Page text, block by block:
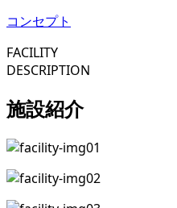
コンセプト
FACILITY
DESCRIPTION
施設紹介